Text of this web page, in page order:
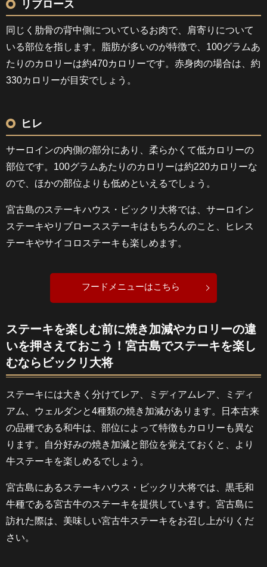
リブロース
同じく肋骨の背中側についているお肉で、肩寄りについて
いる部位を指します。脂肪が多いのが特徴で、100グラムあ
たりのカロリーは約470カロリーです。赤身肉の場合は、約
330カロリーが目安でしょう。
ヒレ
サーロインの内側の部分にあり、柔らかくて低カロリーの
部位です。100グラムあたりのカロリーは約220カロリーな
ので、ほかの部位よりも低めといえるでしょう。
宮古島のステーキハウス・ビックリ大将では、サーロイン
ステーキやリブロースステーキはもちろんのこと、ヒレス
テーキやサイコロステーキも楽しめます。
フードメニューはこちら
ステーキを楽しむ前に焼き加減やカロリーの違
いを押さえておこう！宮古島でステーキを楽し
むならビックリ大将
ステーキには大きく分けてレア、ミディアムレア、ミディ
アム、ウェルダンと4種類の焼き加減があります。日本古来
の品種である和牛は、部位によって特徴もカロリーも異な
ります。自分好みの焼き加減と部位を覚えておくと、より
牛ステーキを楽しめるでしょう。
宮古島にあるステーキハウス・ビックリ大将では、黒毛和
牛種である宮古牛のステーキを提供しています。宮古島に
訪れた際は、美味しい宮古牛ステーキをお召し上がりくだ
さい。